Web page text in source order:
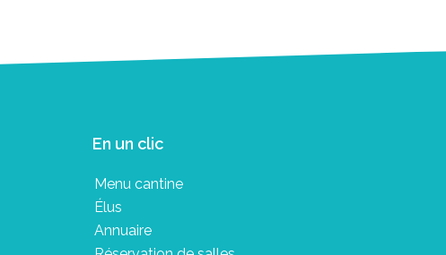
En un clic
Menu cantine
Élus
Annuaire